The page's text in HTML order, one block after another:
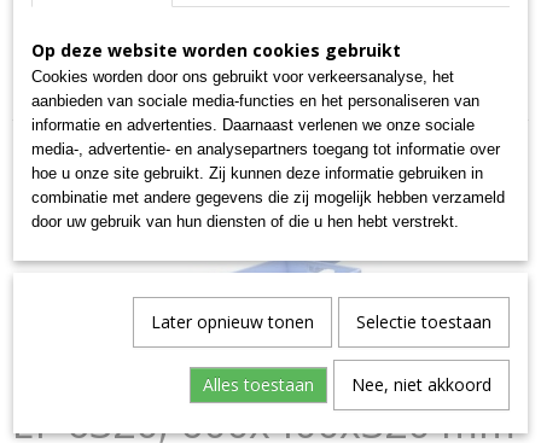
Home >Magazijn>MagazijnBakken en -Boxen>
Magazijnbakken>Euro-fix-bakken>Speciale Euro-Fix bakken
EF 6320, 600x400x320 mm excl. stofklep
EF 6320, 600x400x320 mm
Op deze website worden cookies gebruikt
Cookies worden door ons gebruikt voor verkeersanalyse, het
aanbieden van sociale media-functies en het personaliseren van
informatie en advertenties. Daarnaast verlenen we onze sociale
media-, advertentie- en analysepartners toegang tot informatie over
hoe u onze site gebruikt. Zij kunnen deze informatie gebruiken in
combinatie met andere gegevens die zij mogelijk hebben verzameld
door uw gebruik van hun diensten of die u hen hebt verstrekt.
Later opnieuw tonen Selectie toestaan
Alles toestaan Nee, niet akkoord